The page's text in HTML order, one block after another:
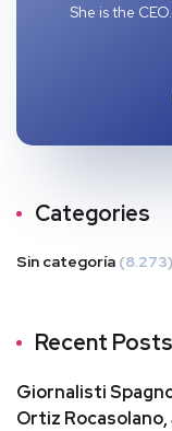
She is the
Categories
Sin categoría (8.273)
Recent Posts
Giornalisti
Ortiz